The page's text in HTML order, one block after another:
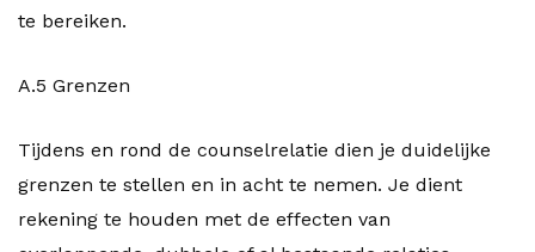
te bereiken.
A.5 Grenzen
Tijdens en rond de counselrelatie dien je duidelijke
grenzen te stellen en in acht te nemen. Je dient
rekening te houden met de effecten van